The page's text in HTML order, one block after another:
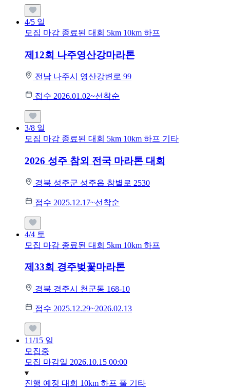
4/5 일
모집 마감 종료된 대회 5km 10km 하프
제12회 나주영산강마라톤
전남 나주시 영산강변로 99
접수 2026.01.02~선착순
3/8 일
모집 마감 종료된 대회 5km 10km 하프 기타
2026 성주 참외 전국 마라톤 대회
경북 성주군 성주읍 참별로 2530
접수 2025.12.17~선착순
4/4 토
모집 마감 종료된 대회 5km 10km 하프
제33회 경주벚꽃마라톤
경북 경주시 천군동 168-10
접수 2025.12.29~2026.02.13
11/15 일
모집중
모집 마감일 2026.10.15 00:00
진행 예정 대회 10km 하프 풀 기타